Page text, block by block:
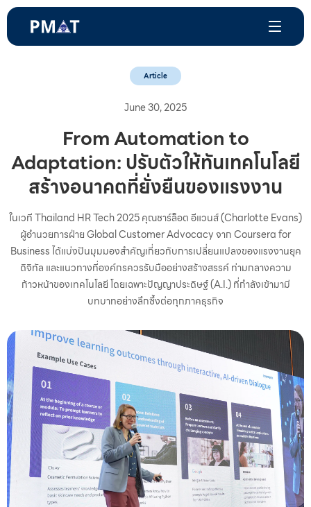
Article
June 30, 2025
From Automation to
Adaptation: ปรับตัวให้ทันเทคโนโลยี
สร้างอนาคตที่ยั่งยืนของแรงงาน
ในเวที Thailand HR Tech 2025 คุณชาร์ล็อต อีแวนส์ (Charlotte Evans)
ผู้อำนวยการฝ่าย Global Customer Advocacy จาก Coursera for
Business ได้แบ่งปันมุมมองสำคัญเกี่ยวกับการเปลี่ยนแปลงของแรงงานยุค
ดิจิทัล และแนวทางที่องค์กรควรรับมืออย่างสร้างสรรค์ ท่ามกลางความ
ก้าวหน้าของเทคโนโลยี โดยเฉพาะปัญญาประดิษฐ์ (A.I.) ที่กำลังเข้ามามี
บทบาทอย่างลึกซึ้งต่อทุกภาคธุรกิจ